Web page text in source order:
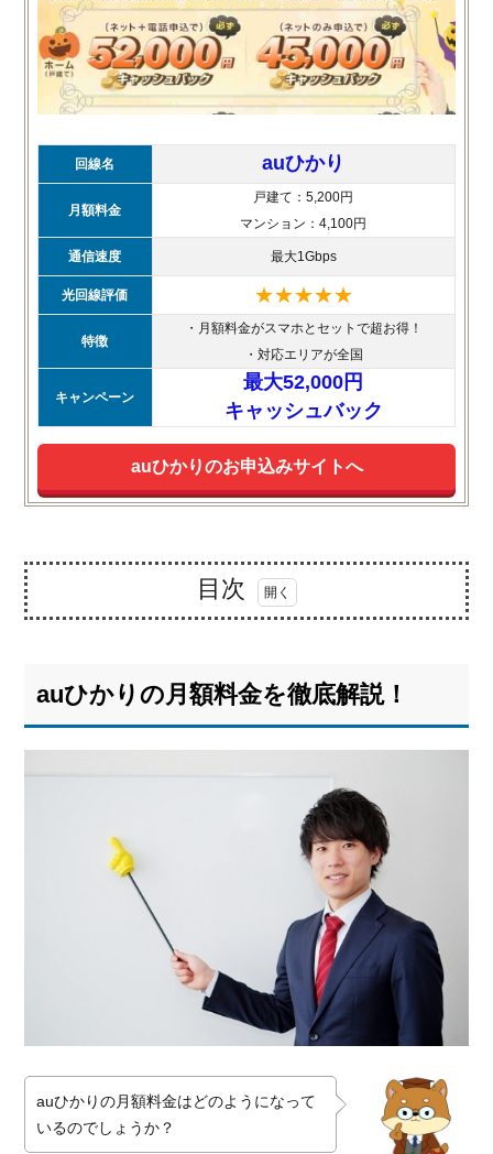
回線名 auひかり
月額料金
戸建て：5,200円
マンション：4,100円
通信速度 最大1Gbps
光回線評価 ★★★★★
特徴
・月額料金がスマホとセットで超お得！
・対応エリアが全国
キャンペーン
最大52,000円
キャッシュバック
auひかりのお申込みサイトへ
目次
りの
月額
料金
間によ
って3
パター
auひかりの月額料金を徹底解説！
auひかりの月額料金はどのようになって
いるのでしょうか？